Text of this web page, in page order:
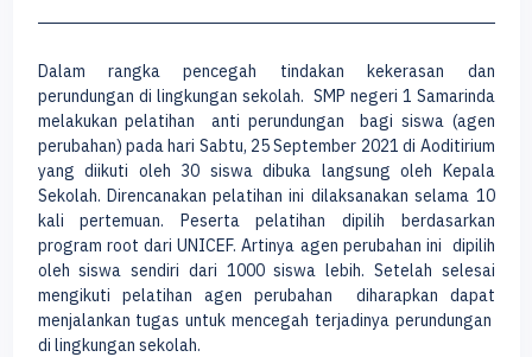
Dalam rangka pencegah tindakan kekerasan dan
perundungan di lingkungan sekolah. SMP negeri 1 Samarinda
melakukan pelatihan anti perundungan bagi siswa (agen
perubahan) pada hari Sabtu, 25 September 2021 di Aoditirium
yang diikuti oleh 30 siswa dibuka langsung oleh Kepala
Sekolah. Direncanakan pelatihan ini dilaksanakan selama 10
kali pertemuan. Peserta pelatihan dipilih berdasarkan
program root dari UNICEF. Artinya agen perubahan ini dipilih
oleh siswa sendiri dari 1000 siswa lebih. Setelah selesai
mengikuti pelatihan agen perubahan diharapkan dapat
menjalankan tugas untuk mencegah terjadinya perundungan
di lingkungan sekolah.